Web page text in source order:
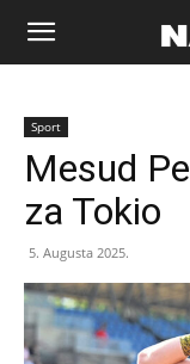
Naša
riječ
Sport
Mesud
za Tokio
5. Augusta 2025.